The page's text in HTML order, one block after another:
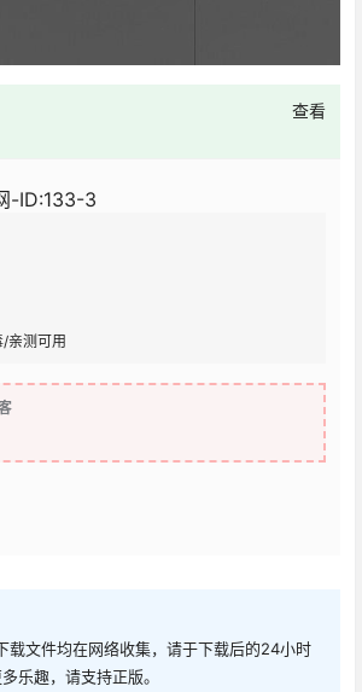
查看
-ID:133-3
亲测可用
载文件均在网络收集，请于下载后的24小时
乐趣，请支持正版。